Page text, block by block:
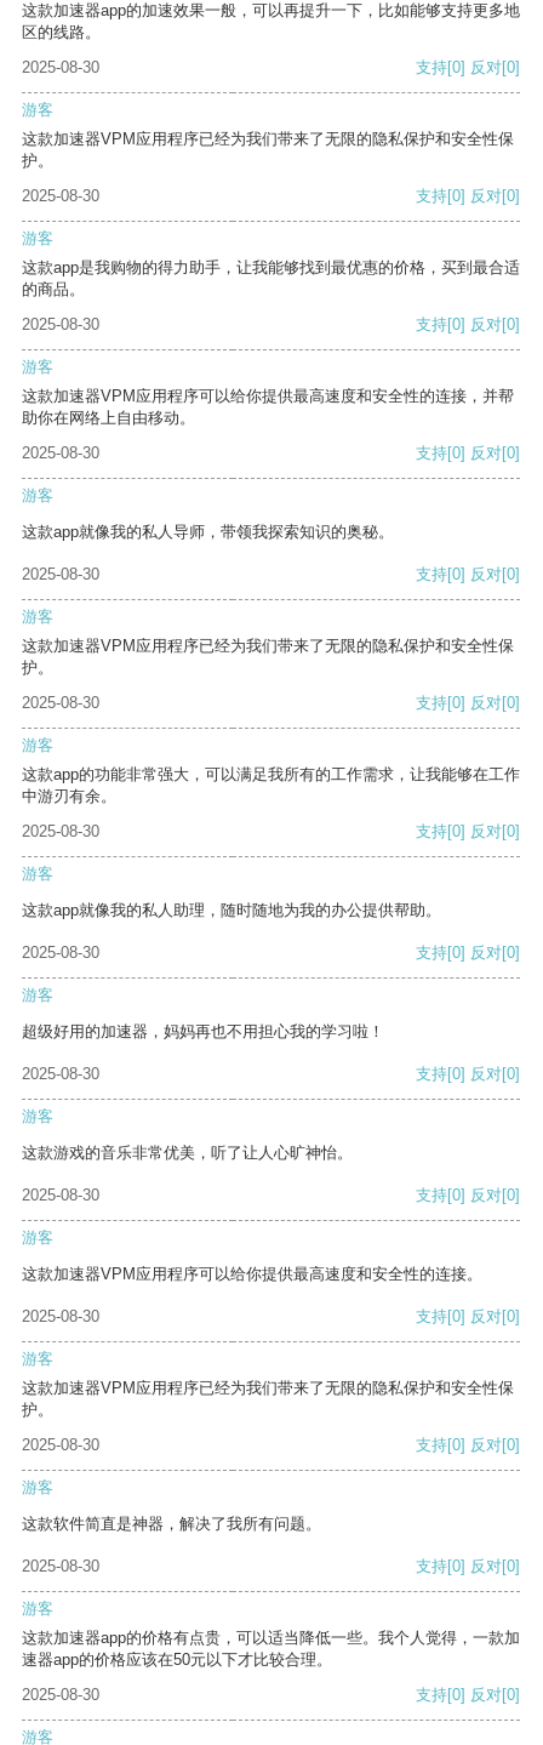
这款加速器app的加速效果一般，可以再提升一下，比如能够支持更多地
区的线路。
2025-08-30
支持[0] 反对[0]
游客
这款加速器VPM应用程序已经为我们带来了无限的隐私保护和安全性保
护。
2025-08-30
支持[0] 反对[0]
游客
这款app是我购物的得力助手，让我能够找到最优惠的价格，买到最合适
的商品。
2025-08-30
支持[0] 反对[0]
游客
这款加速器VPM应用程序可以给你提供最高速度和安全性的连接，并帮
助你在网络上自由移动。
2025-08-30
支持[0] 反对[0]
游客
这款app就像我的私人导师，带领我探索知识的奥秘。
2025-08-30 支持[0] 反对[0]
游客
这款加速器VPM应用程序已经为我们带来了无限的隐私保护和安全性保
护。
2025-08-30
支持[0] 反对[0]
游客
这款app的功能非常强大，可以满足我所有的工作需求，让我能够在工作
中游刃有余。
2025-08-30
支持[0] 反对[0]
游客
这款app就像我的私人助理，随时随地为我的办公提供帮助。
2025-08-30 支持[0] 反对[0]
游客
超级好用的加速器，妈妈再也不用担心我的学习啦！
2025-08-30 支持[0] 反对[0]
游客
这款游戏的音乐非常优美，听了让人心旷神怡。
2025-08-30 支持[0] 反对[0]
游客
这款加速器VPM应用程序可以给你提供最高速度和安全性的连接。
2025-08-30 支持[0] 反对[0]
游客
这款加速器VPM应用程序已经为我们带来了无限的隐私保护和安全性保
护。
2025-08-30
支持[0] 反对[0]
游客
这款软件简直是神器，解决了我所有问题。
2025-08-30 支持[0] 反对[0]
游客
这款加速器app的价格有点贵，可以适当降低一些。我个人觉得，一款加
速器app的价格应该在50元以下才比较合理。
2025-08-30
支持[0] 反对[0]
游客